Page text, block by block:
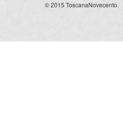
© 2015 ToscanaNovecento.